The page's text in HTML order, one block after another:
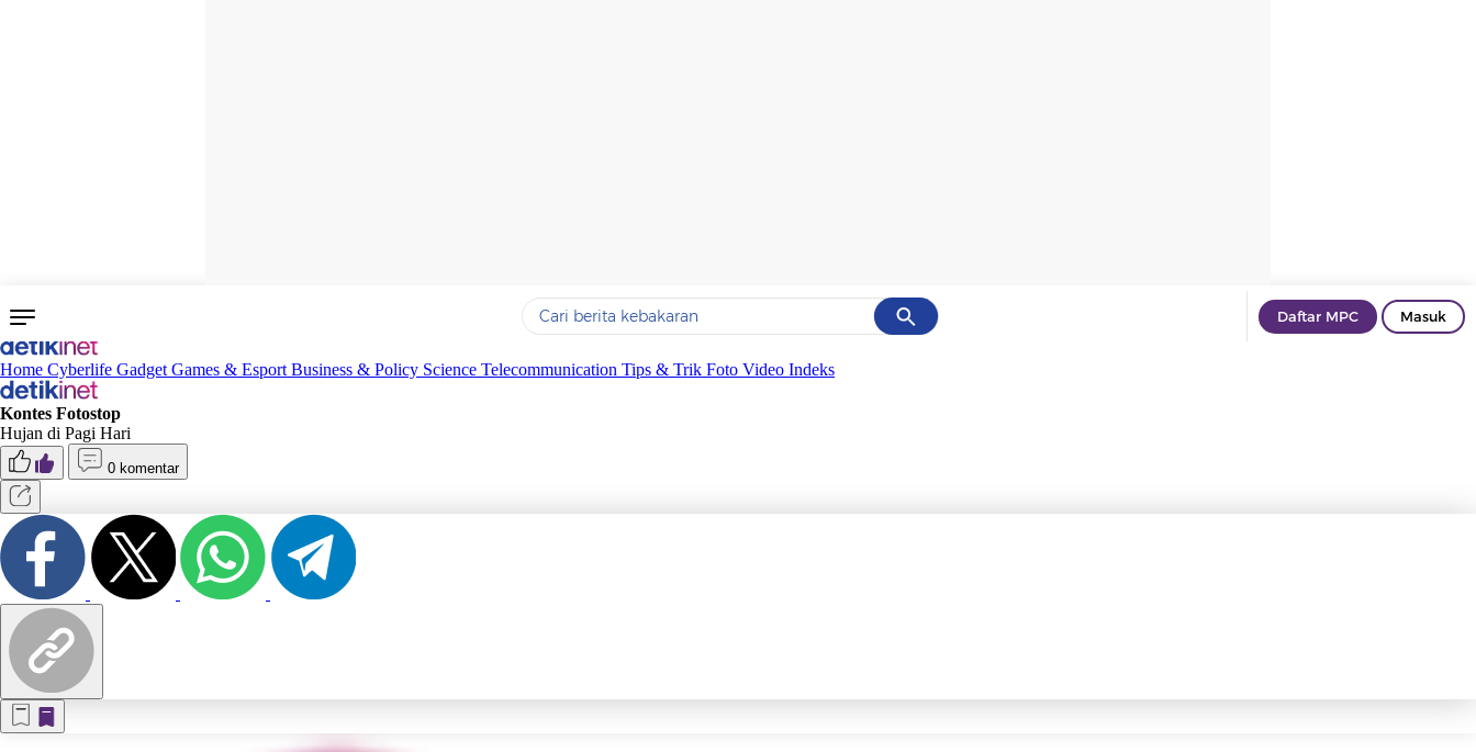
Cancel
Yang sedang ramai dicari
Daftar MPC Masuk
Home Cyberlife Gadget Games & Esport Business & Policy Science Telecommunication Tips & Trik Foto Video Indeks
Kontes Fotostop
Hujan di Pagi Hari
0 komentar